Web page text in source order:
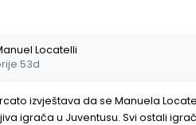
Locatelli
53d
izvještava da se Manuela
igrača u Juventusu. Svi ostali